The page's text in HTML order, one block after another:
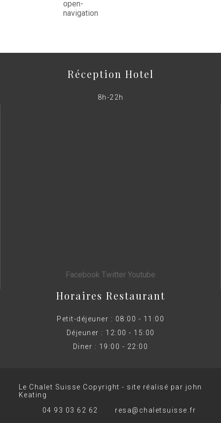
Réception Hotel
8h-22h
Facebook Twitter Youtube
Horaires Restaurant
Petit-déjeuner : 08:00 - 11:00
Déjeuner : 12:00 - 15:00
Diner : 19:00 - 22:00
Le Chalet Suisse Copyright - site réalisé par john
Keating
04 93 03 62 62
resa@chaletsuisse.fr